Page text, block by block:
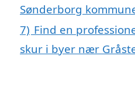
Sønderborg
7) Find en
skur i byer nær